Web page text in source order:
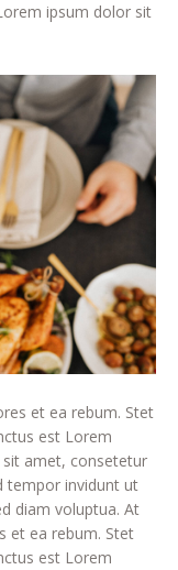
ipsum dolor sit
et ea rebum. Stet
est Lorem
amet, consetetur
tempor invidunt ut
diam voluptua. At
et ea rebum. Stet
est Lorem